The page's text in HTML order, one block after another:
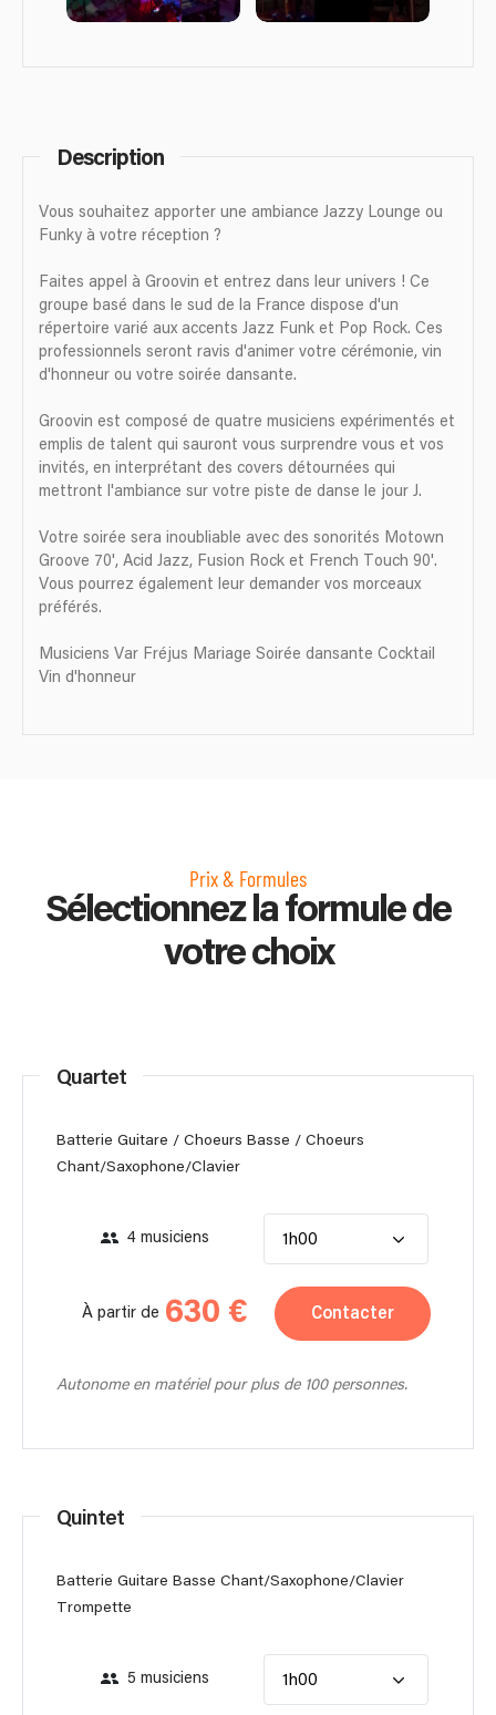
Description
Vous souhaitez apporter une ambiance Jazzy Lounge ou
Funky à votre réception ?
Faites appel à Groovin et entrez dans leur univers ! Ce
groupe basé dans le sud de la France dispose d'un
répertoire varié aux accents Jazz Funk et Pop Rock. Ces
professionnels seront ravis d'animer votre cérémonie, vin
d'honneur ou votre soirée dansante.
Groovin est composé de quatre musiciens expérimentés et
emplis de talent qui sauront vous surprendre vous et vos
invités, en interprétant des covers détournées qui
mettront l'ambiance sur votre piste de danse le jour J.
Votre soirée sera inoubliable avec des sonorités Motown
Groove 70', Acid Jazz, Fusion Rock et French Touch 90'.
Vous pourrez également leur demander vos morceaux
préférés.
Musiciens Var Fréjus Mariage Soirée dansante Cocktail
Vin d'honneur
Prix & Formules
Sélectionnez la formule de
votre choix
Quartet
Batterie Guitare / Choeurs Basse / Choeurs
Chant/Saxophone/Clavier
4 musiciens 1h00
À partir de 630 € Contacter
Autonome en matériel pour plus de 100 personnes.
Quintet
Batterie Guitare Basse Chant/Saxophone/Clavier
Trompette
5 musiciens 1h00